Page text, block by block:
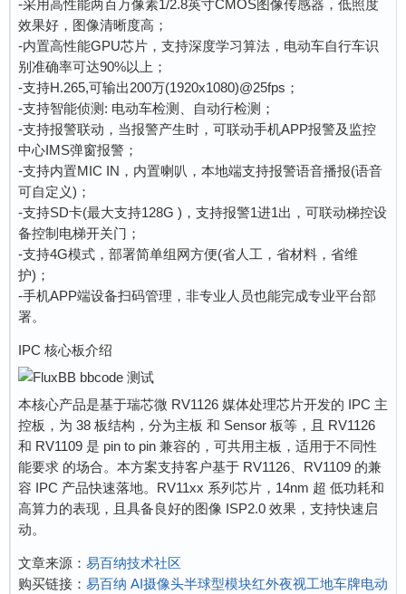
-采用高性能两百万像素1/2.8英寸CMOS图像传感器，低照度
效果好，图像清晰度高；
-内置高性能GPU芯片，支持深度学习算法，电动车自行车识
别准确率可达90%以上；
-支持H.265,可输出200万(1920x1080)@25fps；
-支持智能侦测: 电动车检测、自动行检测；
-支持报警联动，当报警产生时，可联动手机APP报警及监控
中心IMS弹窗报警；
-支持内置MIC IN，内置喇叭，本地端支持报警语音播报(语音
可自定义)；
-支持SD卡(最大支持128G )，支持报警1进1出，可联动梯控设
备控制电梯开关门；
-支持4G模式，部署简单组网方便(省人工，省材料，省维
护)；
-手机APP端设备扫码管理，非专业人员也能完成专业平台部
署。
IPC 核心板介绍
本核心产品是基于瑞芯微 RV1126 媒体处理芯片开发的 IPC 主
控板，为 38 板结构，分为主板 和 Sensor 板等，且 RV1126
和 RV1109 是 pin to pin 兼容的，可共用主板，适用于不同性
能要求 的场合。本方案支持客户基于 RV1126、RV1109 的兼
容 IPC 产品快速落地。RV11xx 系列芯片，14nm 超 低功耗和
高算力的表现，且具备良好的图像 ISP2.0 效果，支持快速启
动。
文章来源： 易百纳技术社区
购买链接： 易百纳 AI摄像头半球型模块红外夜视工地车牌电动